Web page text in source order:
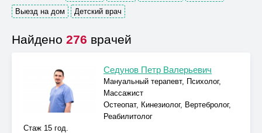
Выезд на дом
Детский врач
Найдено 276 врачей
Седунов Петр Валерьевич
Мануальный терапевт, Психолог,
Массажист
Остеопат, Кинезиолог, Вертебролог,
Реабилитолог
Стаж 15 год.